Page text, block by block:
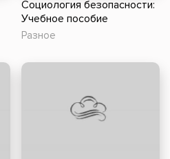
Социология безопасности:
Учебное пособие
Разное